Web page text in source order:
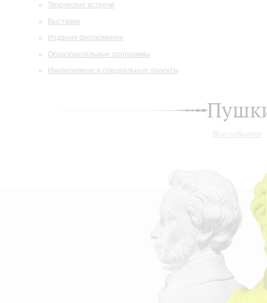
Творческие встречи
Выставки
Издания филармонии
Образовательные программы
Инклюзивные и специальные проекты
Все события